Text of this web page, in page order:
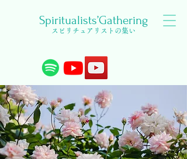
Spiritualists’Gathering
スピリチュアリストの集い